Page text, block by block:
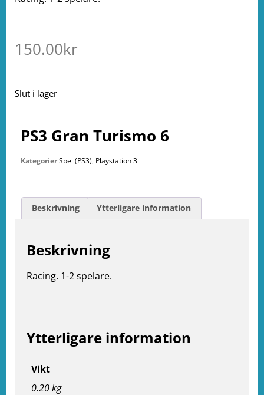
150.00kr
Slut i lager
PS3 Gran Turismo 6
KategorierSpel (PS3), Playstation 3
Beskrivning Ytterligare information
Beskrivning
Racing. 1-2 spelare.
Ytterligare information
Vikt
0.20 kg